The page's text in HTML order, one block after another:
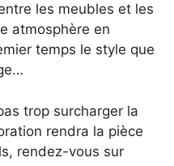
les meubles et les
atmosphère en
temps le style que
trop surcharger la
rendra la pièce
rendez-vous sur